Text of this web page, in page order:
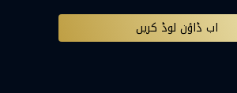
اب ڈاؤن لوڈ کریں